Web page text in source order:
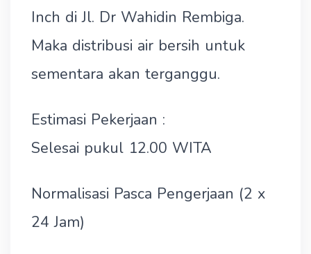
Inch di Jl. Dr Wahidin Rembiga.
Maka distribusi air bersih untuk
sementara akan terganggu.
Estimasi Pekerjaan :
Selesai pukul 12.00 WITA
Normalisasi Pasca Pengerjaan (2 x
24 Jam)